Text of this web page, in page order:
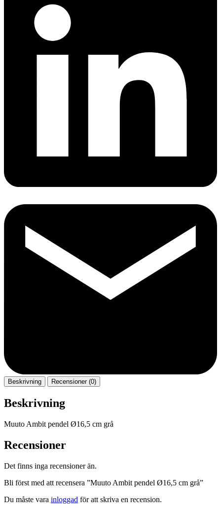
Beskrivning Recensioner (0)
Beskrivning
Muuto Ambit pendel Ø16,5 cm grå
Recensioner
Det finns inga recensioner än.
Bli först med att recensera ”Muuto Ambit pendel Ø16,5 cm grå”
Du måste vara inloggad för att skriva en recension.